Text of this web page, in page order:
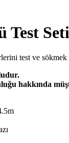
Test
test ve
hakkında